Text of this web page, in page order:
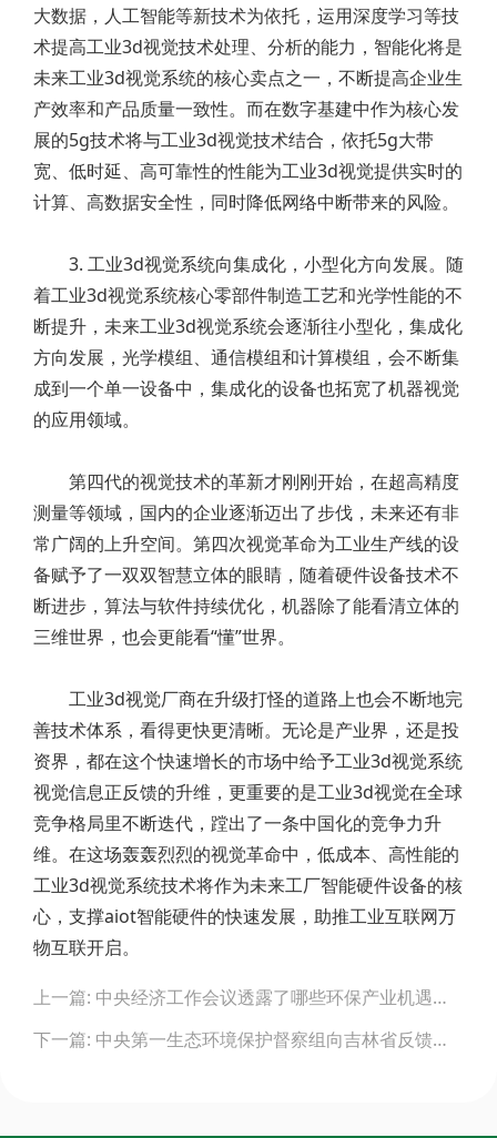
大数据，人工智能等新技术为依托，运用深度学习等技
术提高工业3d视觉技术处理、分析的能力，智能化将是
未来工业3d视觉系统的核心卖点之一，不断提高企业生
产效率和产品质量一致性。而在数字基建中作为核心发
展的5g技术将与工业3d视觉技术结合，依托5g大带
宽、低时延、高可靠性的性能为工业3d视觉提供实时的
计算、高数据安全性，同时降低网络中断带来的风险。
3. 工业3d视觉系统向集成化，小型化方向发展。随
着工业3d视觉系统核心零部件制造工艺和光学性能的不
断提升，未来工业3d视觉系统会逐渐往小型化，集成化
方向发展，光学模组、通信模组和计算模组，会不断集
成到一个单一设备中，集成化的设备也拓宽了机器视觉
的应用领域。
第四代的视觉技术的革新才刚刚开始，在超高精度
测量等领域，国内的企业逐渐迈出了步伐，未来还有非
常广阔的上升空间。第四次视觉革命为工业生产线的设
备赋予了一双双智慧立体的眼睛，随着硬件设备技术不
断进步，算法与软件持续优化，机器除了能看清立体的
三维世界，也会更能看“懂”世界。
工业3d视觉厂商在升级打怪的道路上也会不断地完
善技术体系，看得更快更清晰。无论是产业界，还是投
资界，都在这个快速增长的市场中给予工业3d视觉系统
视觉信息正反馈的升维，更重要的是工业3d视觉在全球
竞争格局里不断迭代，蹚出了一条中国化的竞争力升
维。在这场轰轰烈烈的视觉革命中，低成本、高性能的
工业3d视觉系统技术将作为未来工厂智能硬件设备的核
心，支撑aiot智能硬件的快速发展，助推工业互联网万
物互联开启。
navigation
上一篇: 中央经济工作会议透露了哪些环保产业机遇，带给企业什么发展思路？
下一篇: 中央第一生态环境保护督察组向吉林省反馈督察情况